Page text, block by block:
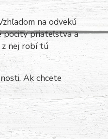
na odvekú
pocity priateľstva a
z nej robí tú
Ak chcete